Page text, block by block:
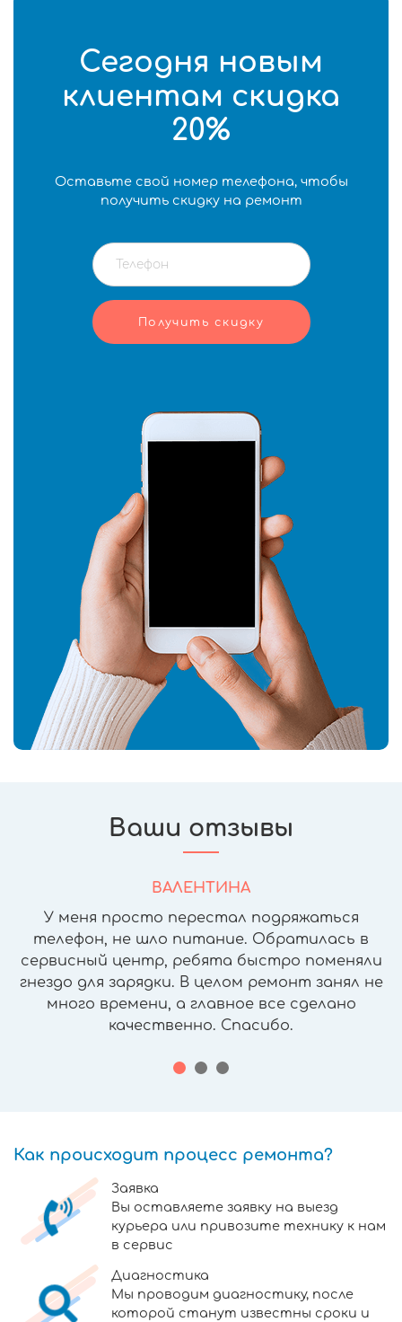
Сегодня новым
клиентам скидка
20%
Оставьте свой номер телефона, чтобы
получить скидку на ремонт
Ваши отзывы
ВАЛЕНТИНА
У меня просто перестал подряжаться
телефон, не шло питание. Обратилась в
сервисный центр, ребята быстро поменяли
гнездо для зарядки. В целом ремонт занял не
много времени, а главное все сделано
качественно. Спасибо.
Как происходит процесс ремонта?
Заявка
Вы оставляете заявку на выезд
курьера или привозите технику к нам
в сервис
Диагностика
Мы проводим диагностику, после
которой станут известны сроки и